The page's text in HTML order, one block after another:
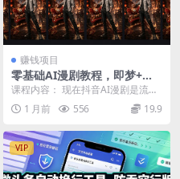
赚钱项目
零基础AI漫剧教程，即梦+御
灵画布双工具实操，秒级分镜
提示词、拟真人建模、全套剪
辑工程、稳定过审上剧打法
课程内容： 现在抖音AI漫剧是流量
极大、变现极稳的轻资产赛道，但
绝大多数新手做剧...
1 月前 556 19.9
VIP